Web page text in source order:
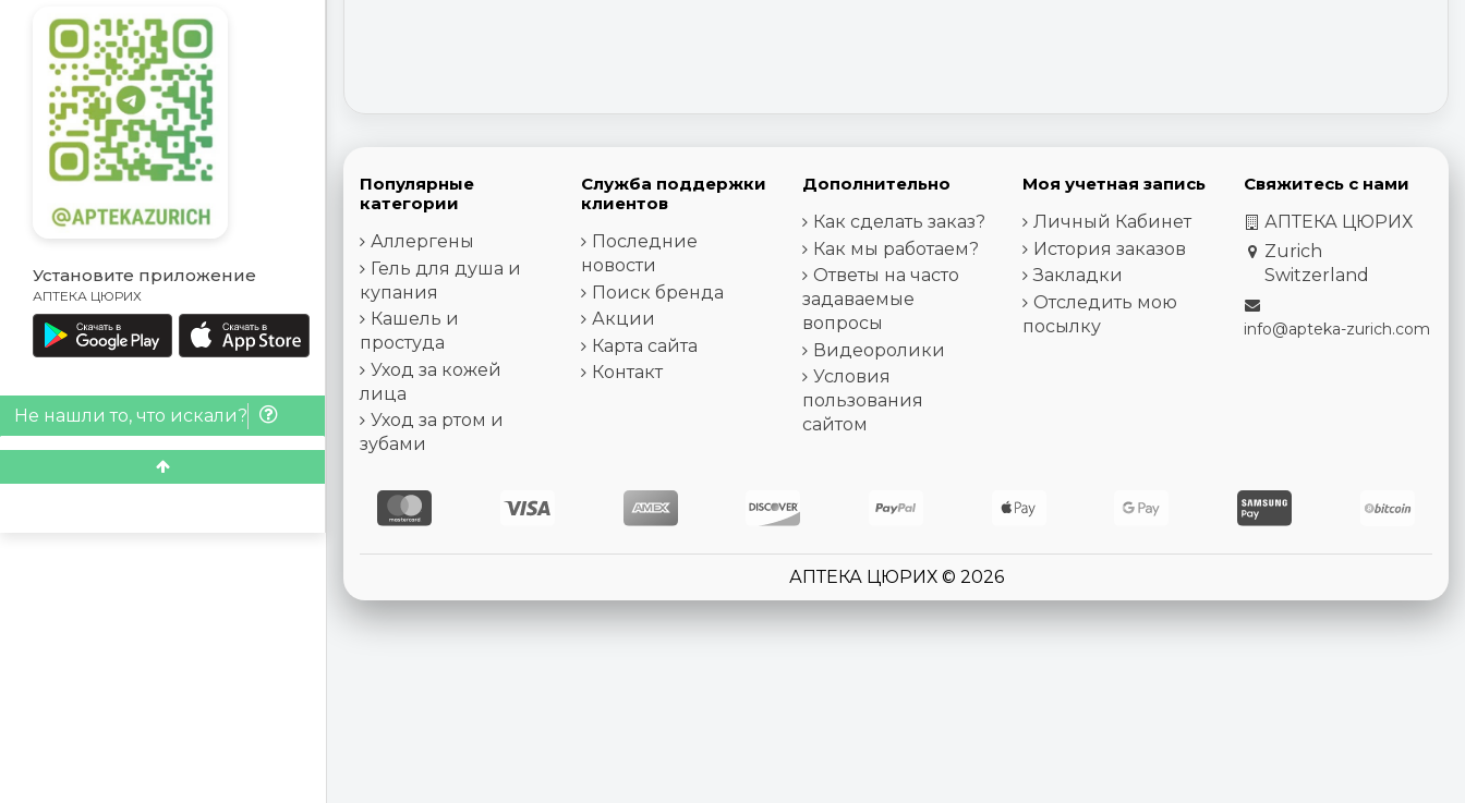
Установите приложение
АПТЕКА ЦЮРИХ
Не нашли то, что искали?
Популярные
категории
Аллергены
Гель для душа и
купания
Кашель и
простуда
Уход за кожей
лица
Уход за ртом и
зубами
Служба поддержки
клиентов
Последние
новости
Поиск бренда
Акции
Карта сайта
Контакт
Дополнительно
Как сделать заказ?
Как мы работаем?
Ответы на часто
задаваемые
вопросы
Видеоролики
Условия
пользования
сайтом
Моя учетная запись
Личный Кабинет
История заказов
Закладки
Отследить мою
посылку
Свяжитесь с нами
АПТЕКА ЦЮРИХ
Zurich
Switzerland
info@apteka-zurich.com
АПТЕКА ЦЮРИХ © 2026